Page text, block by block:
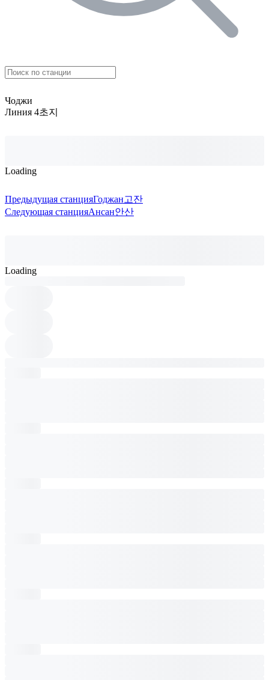
Чоджи
Линия 4초지
Loading
Предыдущая станцияГоджан고잔
Следующая станцияАнсан안산
Loading